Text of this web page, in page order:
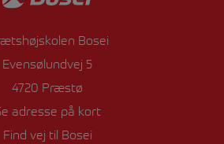
Bosei
Evensølundvej 5
4720 Præstø
adresse på kort
Find vej til Bosei